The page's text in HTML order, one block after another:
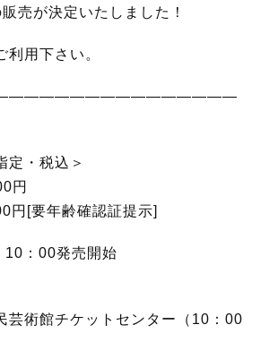
売が決定いたしました！
利用下さい。
定・税込＞
円
円[要年齢確認証提示]
：00発売開始
芸術館チケットセンター（10：00